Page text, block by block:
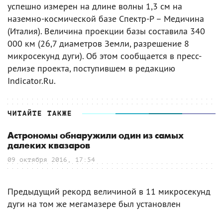
успешно измерен на длине волны 1,3 см на
наземно-космической базе Спектр-Р – Медичина
(Италия). Величина проекции базы составила 340
000 км (26,7 диаметров Земли, разрешение 8
микросекунд дуги). Об этом сообщается в пресс-
релизе проекта, поступившем в редакцию
Indicator.Ru.
ЧИТАЙТЕ ТАКЖЕ
Астрономы обнаружили один из самых
далеких квазаров
09 октября 2016, 17:54
Предыдущий рекорд величиной в 11 микросекунд
дуги на том же мегамазере был установлен